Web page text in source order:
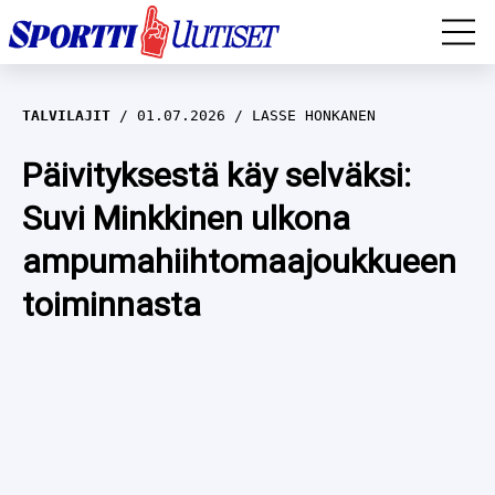
EM-YLEISURHEILU
JÄÄKIEKKO
YLEISURHEILU
WILMA HELTELÄ
TALVILAJIT
TALVILAJIT 01.07.2026 LASSE HONKANEN
Päivityksestä käy selväksi:
Suvi Minkkinen ulkona
ampumahiihtomaajoukkueen
toiminnasta